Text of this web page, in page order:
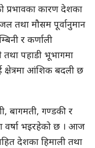
प्रभावका कारण देशका
जल तथा मौसम पूर्वानुमान
र कर्णाली
पहाडी भूभागमा
क्षेत्रमा आंशिक बदली छ
बागमती, गण्डकी र
वर्षा भइरहेको छ । आज
देशका हिमाली तथा